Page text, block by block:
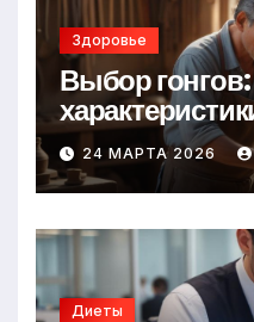
Здоровье
Выбор
24 МАРТА 2026
Диеты